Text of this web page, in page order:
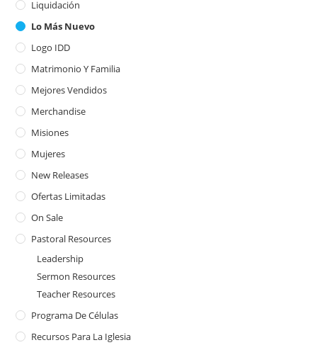
Liquidación
Lo Más Nuevo
Logo IDD
Matrimonio Y Familia
Mejores Vendidos
Merchandise
Misiones
Mujeres
New Releases
Ofertas Limitadas
On Sale
Pastoral Resources
Leadership
Sermon Resources
Teacher Resources
Programa De Células
Recursos Para La Iglesia